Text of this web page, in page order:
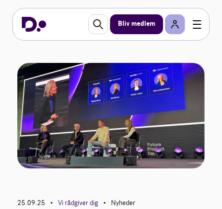
Bliv medlem
25.09.25 • Vi rådgiver dig • Nyheder